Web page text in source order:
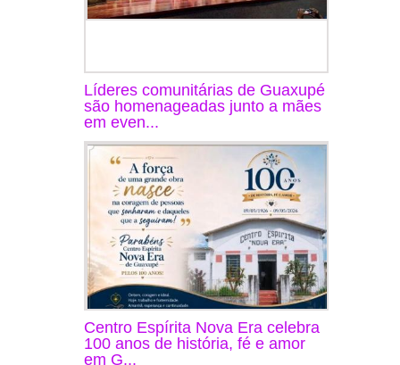
Líderes comunitárias de Guaxupé
são homenageadas junto a mães
em even...
Centro Espírita Nova Era celebra
100 anos de história, fé e amor
em G...